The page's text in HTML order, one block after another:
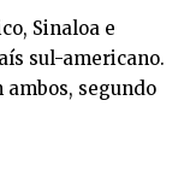
Sinaloa e
sul-americano.
ambos, segundo